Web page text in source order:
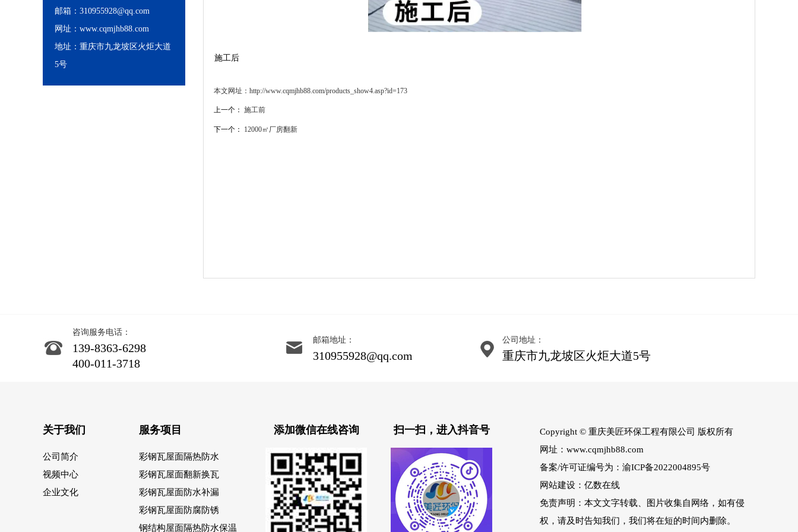
邮箱：310955928@qq.com
网址：www.cqmjhb88.com
地址：重庆市九龙坡区火炬大道
5号
施工后
本文网址：http://www.cqmjhb88.com/products_show4.asp?id=173
上一个： 施工前
下一个： 12000㎡厂房翻新
咨询服务电话：
139-8363-6298
400-011-3718
邮箱地址：
310955928@qq.com
公司地址：
重庆市九龙坡区火炬大道5号
关于我们
公司简介
视频中心
企业文化
服务项目
彩钢瓦屋面隔热防水
彩钢瓦屋面翻新换瓦
彩钢瓦屋面防水补漏
彩钢瓦屋面防腐防锈
钢结构屋面隔热防水保温
添加微信在线咨询 扫一扫，进入抖音号 Copyright © 重庆美匠环保工程有限公司 版权所有
网址： www.cqmjhb88.com
备案/许可证编号为： 渝ICP备2022004895号
网站建设： 亿数在线
免责声明：本文文字转载、图片收集自网络，如有侵
权，请及时告知我们，我们将在短的时间内删除。